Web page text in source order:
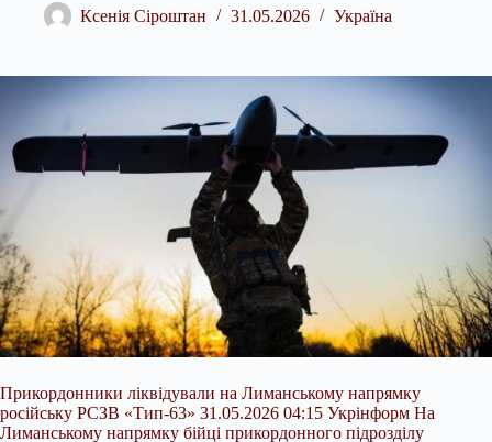
Ксенія Сіроштан 31.05.2026 Україна
Прикордонники ліквідували на Лиманському напрямку
російську РСЗВ «Тип-63» 31.05.2026 04:15 Укрінформ На
Лиманському напрямку бійці прикордонного підрозділу